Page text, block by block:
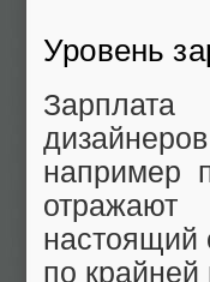
Уровень
например
настоящий
по крайней